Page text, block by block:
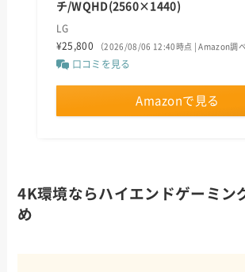
チ/WQHD(2560×1440)
LG
¥25,800
（2026/08/06 12:40時点 | Amazon調べ
口コミを見る
Amazonで見る
4K環境ならハイエンドゲーミン
め